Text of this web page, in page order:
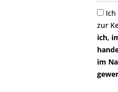
zur
ich,
im